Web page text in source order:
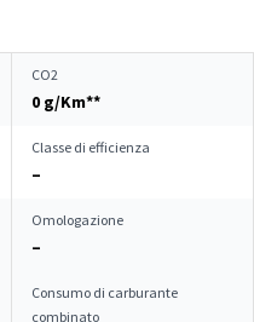
CO2
0 g/Km**
Classe di efficienza
–
Omologazione
–
Consumo di carburante
combinato